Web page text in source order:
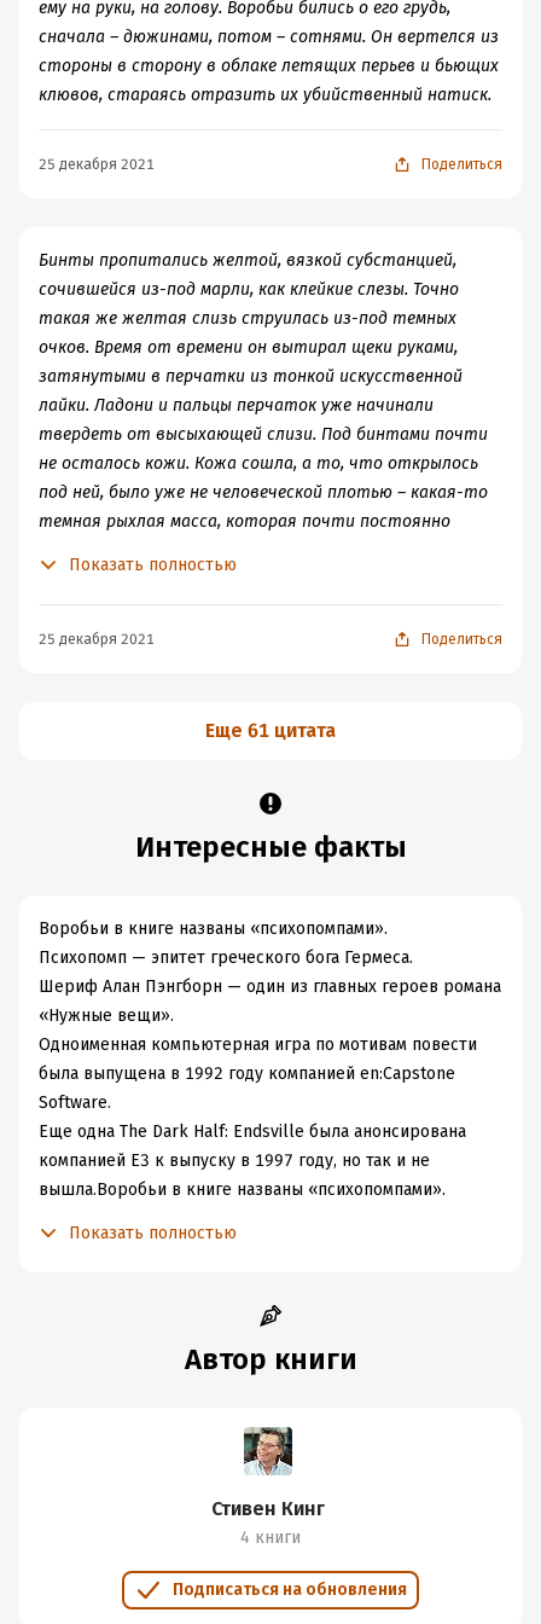
младенца. Следовательно, в трех случаях из четырех
начальное формирование двойни – «ошибка природы»:
один близнец «отступает», а второй получает зеленый
близнец как бы поглощает другого и в некоторых
дальнейшем может потребоваться хирургическое
вмешательство.
Так и случилось с Тэдом, и Стивен Кинг как бы
объединил душу погибшего близнеца с этой
восставшей сущностью, сошедшей со страниц книг.
Лично мне это показалось излишним, на мой взгляд,
несчастный неродившийся близнец тут ни при чём, а
тёмная сторона души есть у каждого. Но автору
видней. В любом случае, книга получилась весьма...
впечатляющей. И наводящей на размышления.
страшного любования злом. Оно предстаёт в своём
ему на руки, на голову. Воробьи бились о его грудь,
сначала – дюжинами, потом – сотнями. Он вертелся из
стороны в сторону в облаке летящих перьев и бьющих
клювов, стараясь отразить их убийственный натиск.
25 декабря 2021 Поделиться
Бинты пропитались желтой, вязкой субстанцией,
сочившейся из-под марли, как клейкие слезы. Точно
такая же желтая слизь струилась из-под темных
очков. Время от времени он вытирал щеки руками,
затянутыми в перчатки из тонкой искусственной
лайки. Ладони и пальцы перчаток уже начинали
твердеть от высыхающей слизи. Под бинтами почти
не осталось кожи. Кожа сошла, а то, что открылось
под ней, было уже не человеческой плотью – какая-то
темная рыхлая масса, которая почти постоянно
Показать полностью
25 декабря 2021 Поделиться
Еще 61 цитата
Интересные факты
Воробьи в книге названы «психопомпами».
Психопомп — эпитет греческого бога Гермеса.
Шериф Алан Пэнгборн — один из главных героев романа
«Нужные вещи».
Одноименная компьютерная игра по мотивам повести
была выпущена в 1992 году компанией en:Capstone
Software.
Еще одна The Dark Half: Endsville была анонсирована
компанией E3 к выпуску в 1997 году, но так и не
вышла.Воробьи в книге названы «психопомпами».
Одноименная компьютерная игра по мотивам повести
Software. Еще одна The Dark Half: Endsville была
Показать полностью
Автор книги
Стивен Кинг
4 книги
Подписаться на обновления